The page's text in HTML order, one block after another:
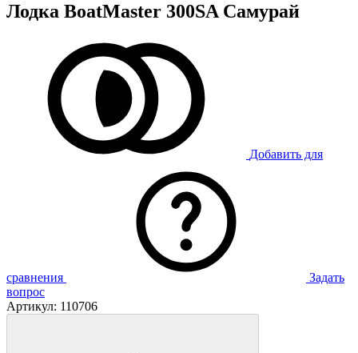
Лодка BoatMaster 300SA Самурай
Добавить для
сравнения
Задать
вопрос
Артикул: 110706